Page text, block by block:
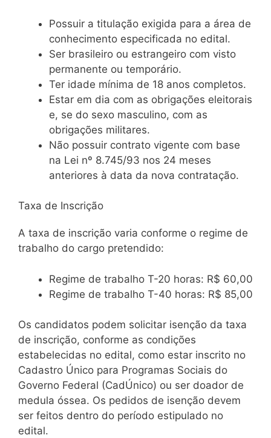
Possuir a titulação exigida para a área de
conhecimento especificada no edital.
Ser brasileiro ou estrangeiro com visto
permanente ou temporário.
Ter idade mínima de 18 anos completos.
Estar em dia com as obrigações eleitorais
e, se do sexo masculino, com as
obrigações militares.
Não possuir contrato vigente com base
na Lei nº 8.745/93 nos 24 meses
anteriores à data da nova contratação.
Taxa de Inscrição
A taxa de inscrição varia conforme o regime de
trabalho do cargo pretendido:
Regime de trabalho T-20 horas: R$ 60,00
Regime de trabalho T-40 horas: R$ 85,00
Os candidatos podem solicitar isenção da taxa
de inscrição, conforme as condições
estabelecidas no edital, como estar inscrito no
Cadastro Único para Programas Sociais do
Governo Federal (CadÚnico) ou ser doador de
medula óssea. Os pedidos de isenção devem
ser feitos dentro do período estipulado no
edital.